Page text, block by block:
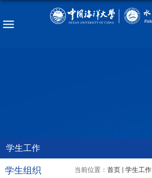
学生工作
当前位置： 首页 学生工作
学生组织